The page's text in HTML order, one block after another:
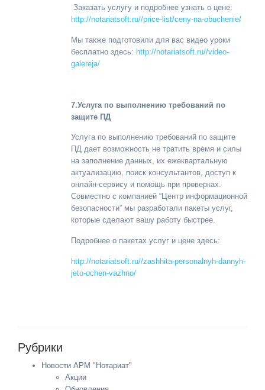
Заказать услугу и подробнее узнать о цене:
http://notariatsoft.ru//price-list/ceny-na-obuchenie/
Мы также подготовили для вас видео уроки
бесплатно здесь: http://notariatsoft.ru//video-
galereja/
7.Услуга по выполнению требований по
защите ПД
Услуга по выполнению требований по защите
ПД дает возможность не тратить время и силы
на заполнение данных, их ежеквартальную
актуализацию, поиск консультантов, доступ к
онлайн-сервису и помощь при проверках.
Совместно с компанией “Центр информационной
безопасности” мы разработали пакеты услуг,
которые сделают вашу работу быстрее.
Подробнее о пакетах услуг и цене здесь:
http://notariatsoft.ru//zashhita-personalnyh-dannyh-
jeto-ochen-vazhno/
Рубрики
Новости АРМ "Нотариат"
Акции